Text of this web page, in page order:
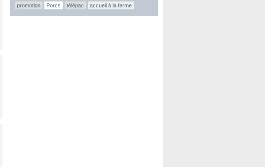
promotion
Porcs télépac accueil à la ferme